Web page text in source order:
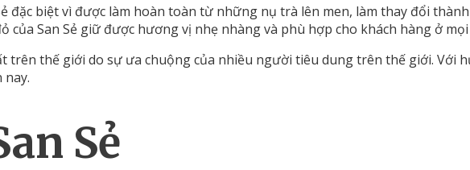
đặc biệt vì được làm hoàn toàn từ những nụ trà lên men, làm thay đổi
San Sẻ giữ được hương vị nhẹ nhàng và phù hợp cho khách hàng ở
thế giới do sự ưa chuộng của nhiều người tiêu dung trên thế giới. Với
Sẻ